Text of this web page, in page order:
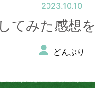
2023.10.10
てみた感想
どんぶり